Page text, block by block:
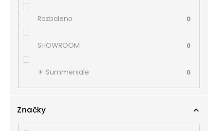
Rozbaleno 0
SHOWROOM 0
☀︎ Summersale 0
Značky